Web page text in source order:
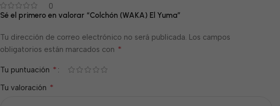
0
Sé el primero en valorar “Colchón (WAKA) El Yuma”
Tu dirección de correo electrónico no será publicada. Los campos
obligatorios están marcados con *
Tu puntuación *
Tu valoración *